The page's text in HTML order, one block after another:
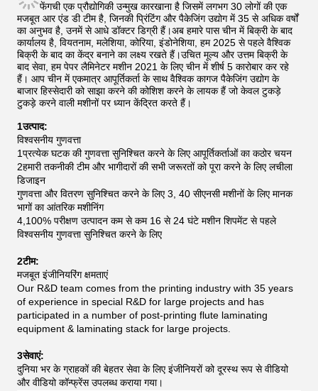
फेंगची एक प्रौद्योगिकी उन्मुख कारखाना है जिसमें लगभग 30 लोगों की एक
मजबूत आर एंड डी टीम है, जिनकी प्रिंटिंग और पैकेजिंग उद्योग में 35 से अधिक वर्षों
का अनुभव है, उनमें से आधे डॉक्टर डिग्री हैं।अब हमारे पास चीन में बिक्री के बाद
कार्यालय है, वियतनाम, मलेशिया, कोरिया, इंडोनेशिया, हम 2025 से पहले वैश्विक
बिक्री के बाद का केंद्र बनाने का लक्ष्य रखते हैं।उचित मूल्य और उत्तम बिक्री के
बाद सेवा, हम पेपर लैमिनेटर मशीन 2021 के लिए चीन में शीर्ष 5 कारोबार कर रहे
हैं। आप चीन में एकमात्र आपूर्तिकर्ता के साथ वैश्विक कागज पैकेजिंग उद्योग के
बाजार हिस्सेदारी को साझा करने की कोशिश करने के लायक हैं जो केवल टुकड़े
टुकड़े करने वाली मशीनों पर ध्यान केंद्रित करते हैं।
1उत्पाद:
विश्वसनीय गुणवत्ता
1प्रत्येक घटक की गुणवत्ता सुनिश्चित करने के लिए आपूर्तिकर्ताओं का कठोर चयन
2हमारी तकनीकी टीम और भागीदारों की सभी जरूरतों को पूरा करने के लिए लचीला
डिजाइन
गुणवत्ता और वितरण सुनिश्चित करने के लिए 3, 40 सीएनसी मशीनों के लिए मानक
भागों का आंतरिक मशीनिंग
4,100% परीक्षण उत्पादन कम से कम 16 से 24 घंटे मशीन शिपमेंट से पहले
विश्वसनीय गुणवत्ता सुनिश्चित करने के लिए
2टीम:
मजबूत इंजीनियरिंग क्षमताएं
Our R&D team comes from the printing industry with 35 years
of experience in special R&D for large projects and has
participated in a number of post-printing flute laminating
equipment & laminating stack for large projects.
3सेवाएं:
दुनिया भर के ग्राहकों की बेहतर सेवा के लिए इंजीनियरों को दूरस्थ रूप से वीडियो
और वीडियो कॉन्फ्रेंस उपलब्ध कराया गया।